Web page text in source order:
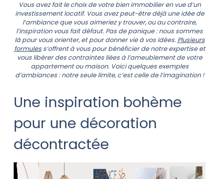
Vous avez fait le choix de votre bien immobilier en vue d’un
investissement locatif. Vous avez peut-être déjà une idée de
l’ambiance que vous aimeriez y trouver, ou au contraire,
l’inspiration vous fait défaut. Pas de panique : nous sommes
là pour vous orienter, et pour donner vie à vos idées. Plusieurs
formuless’offrent à vous pour bénéficier de notre expertise et
vous libérer des contraintes liées à l’ameublement de votre
appartement ou maison. Voici quelques exemples
d’ambiances : notre seule limite, c’est celle de l’imagination !
Une inspiration bohème
pour une décoration
décontractée